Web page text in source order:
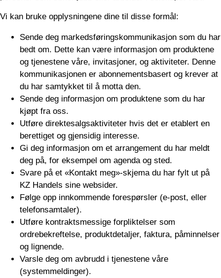
Vi kan bruke opplysningene dine til disse formål:
Sende deg markedsføringskommunikasjon som du har
bedt om. Dette kan være informasjon om produktene
og tjenestene våre, invitasjoner, og aktiviteter. Denne
kommunikasjonen er abonnementsbasert og krever at
du har samtykket til å motta den.
Sende deg informasjon om produktene som du har
kjøpt fra oss.
Utføre direktesalgsaktiviteter hvis det er etablert en
berettiget og gjensidig interesse.
Gi deg informasjon om et arrangement du har meldt
deg på, for eksempel om agenda og sted.
Svare på et «Kontakt meg»-skjema du har fylt ut på
KZ Handels sine websider.
Følge opp innkommende forespørsler (e-post, eller
telefonsamtaler).
Utføre kontraktsmessige forpliktelser som
ordrebekreftelse, produktdetaljer, faktura, påminnelser
og lignende.
Varsle deg om avbrudd i tjenestene våre
(systemmeldinger).